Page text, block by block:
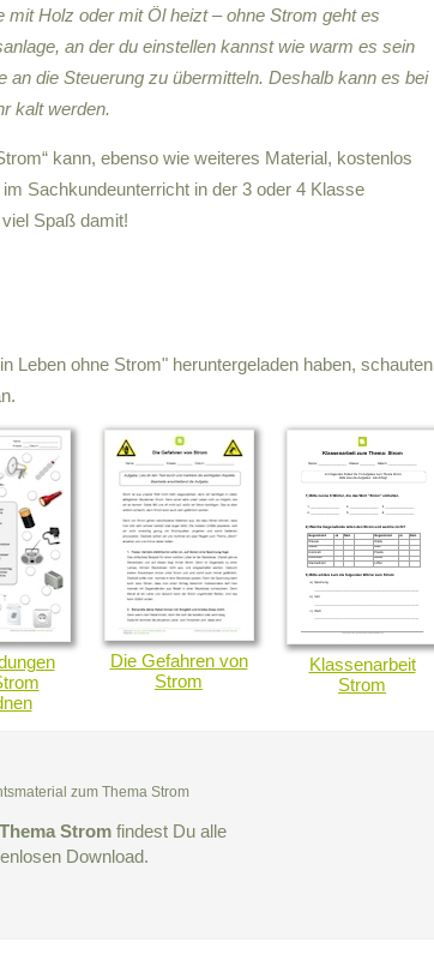
Holz oder mit Öl heizt – ohne Strom geht es
an der du einstellen kannst wie warm es sein
an die Steuerung zu übermitteln. Deshalb kann es bei
kalt werden.
kann, ebenso wie weiteres Material, kostenlos
Sachkundeunterricht in der 3 oder 4 Klasse
Spaß damit!
Leben ohne Strom" heruntergeladen haben, schauten
Die Gefahren von
Strom
Klassenarbeit
Strom
zum Thema Strom
Thema Strom findest Du alle
Download.